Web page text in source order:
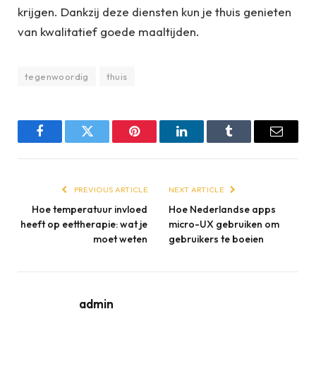
krijgen. Dankzij deze diensten kun je thuis genieten
van kwalitatief goede maaltijden.
tegenwoordig thuis
FacebookTwitter Pinterest LinkedInTumblr Email
PREVIOUS ARTICLE
Hoe temperatuur invloed
heeft op eettherapie: wat je
moet weten
NEXT ARTICLE
Hoe Nederlandse apps
micro-UX gebruiken om
gebruikers te boeien
admin